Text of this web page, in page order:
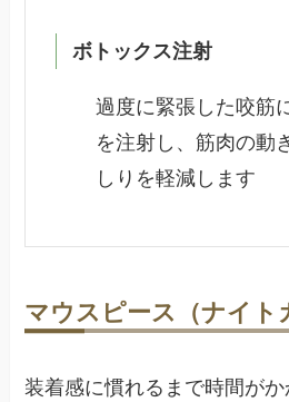
ボトックス注射
過度に緊張した咬筋
を注射し、筋肉の動
しりを軽減します
マウスピース（ナイト
装着感に慣れるまで時間が